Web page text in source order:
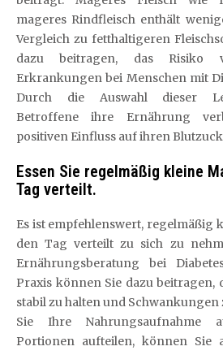
mageres Rindfleisch enthält
Vergleich zu fetthaltigeren
dazu beitragen, das Risiko
Erkrankungen bei Menschen mit
Durch die Auswahl dieser
Betroffene ihre Ernährung
positiven Einfluss auf ihren
Essen Sie regelmäßig kleine
Tag verteilt.
Es ist empfehlenswert, regelmäßig
den Tag verteilt zu sich zu
Ernährungsberatung bei
Praxis können Sie dazu beitragen,
stabil zu halten und
Sie Ihre Nahrungsaufnahme
Portionen aufteilen, können Sie